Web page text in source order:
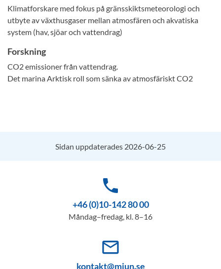
Klimatforskare med fokus på gränsskiktsmeteorologi och
utbyte av växthusgaser mellan atmosfären och akvatiska
system (hav, sjöar och vattendrag)
Forskning
CO2 emissioner från vattendrag.
Det marina Arktisk roll som sänka av atmosfäriskt CO2
Sidan uppdaterades 2026-06-25
phone
+46 (0)10-142 80 00
Måndag–fredag, kl. 8–16
mail_outline
kontakt@miun.se